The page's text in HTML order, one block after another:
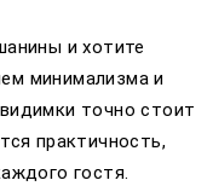
и хотите
минимализма и
точно стоит
практичность,
гостя.